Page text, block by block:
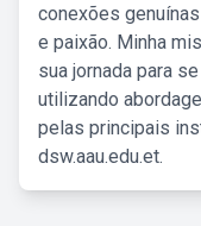
conexões
e paixão. Minha
sua jornada para
utilizando
pelas principais
dsw.aau.edu.et.